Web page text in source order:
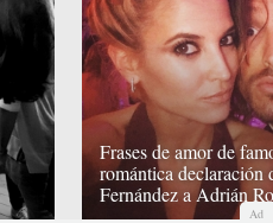
Frases de amor de
romántica declaración
Fernández a Adrián
Ad